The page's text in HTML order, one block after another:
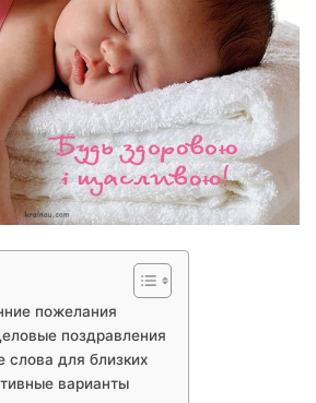
пожелания
поздравления
для близких
варианты